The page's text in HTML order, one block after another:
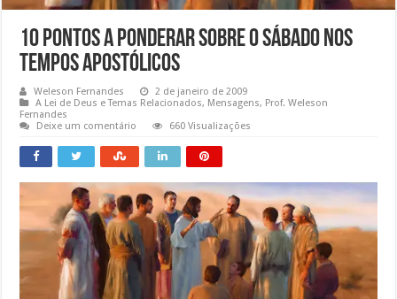
10 Pontos a Ponderar sobre o Sábado nos
Tempos Apostólicos
Weleson Fernandes
2 de janeiro de 2009
A Lei de Deus e Temas Relacionados, Mensagens, Prof. Weleson
Fernandes
Deixe um comentário
660 Visualizações